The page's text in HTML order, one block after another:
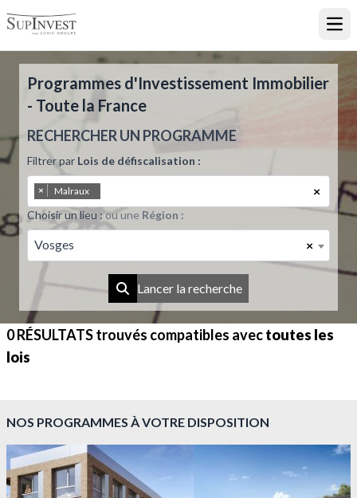
Programmes d'Investissement Immobilier
- Toute la France
RECHERCHER UN PROGRAMME
Filtrer par Lois de défiscalisation :
×
× Malraux
Choisir un lieu :ou une Région :
×
Vosges
Lancer la recherche
0 RÉSULTATStrouvés compatibles avectoutes les
lois
NOS PROGRAMMES À VOTRE DISPOSITION